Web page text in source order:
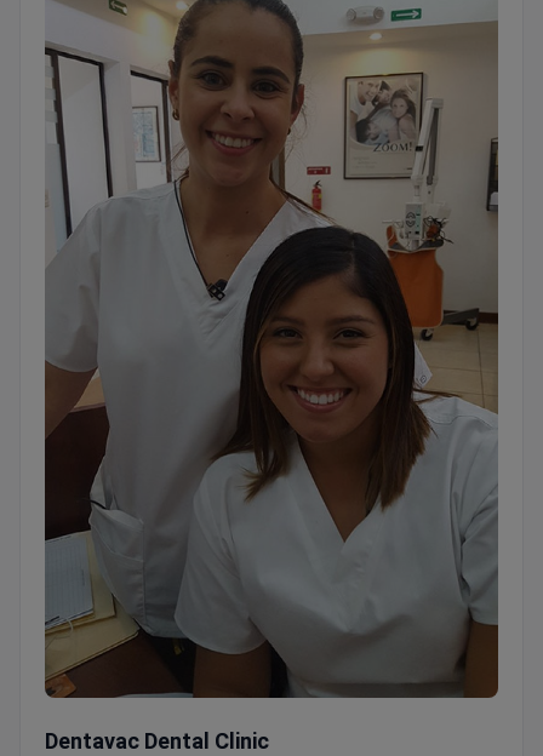
hay ayuda disponible y el tratamiento funciona.
Dentavac Dental Clinic